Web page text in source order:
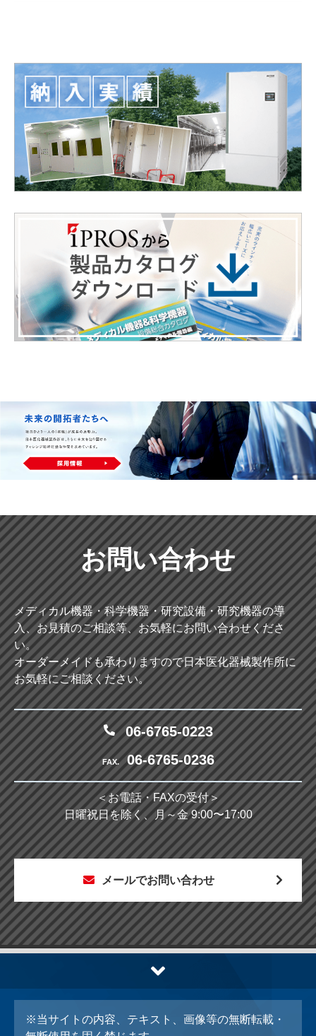
お問い合わせ
メディカル機器・科学機器・研究設備・研究機器の導
入、お見積のご相談等、お気軽にお問い合わせくださ
い。
オーダーメイドも承わりますので日本医化器械製作所に
お気軽にご相談ください。
06-6765-0223
FAX. 06-6765-0236
＜お電話・FAXの受付＞
日曜祝日を除く、月～金 9:00〜17:00
メールでお問い合わせ
※当サイトの内容、テキスト、画像等の無断転載・